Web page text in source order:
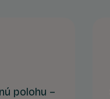
polohu –